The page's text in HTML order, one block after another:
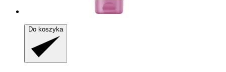
Do koszyka